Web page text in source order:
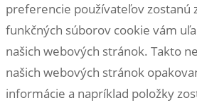
preferencie používateľov zostanú
funkčných súborov cookie vám
našich webových stránok. Takto
našich webových stránok
informácie a napríklad položky